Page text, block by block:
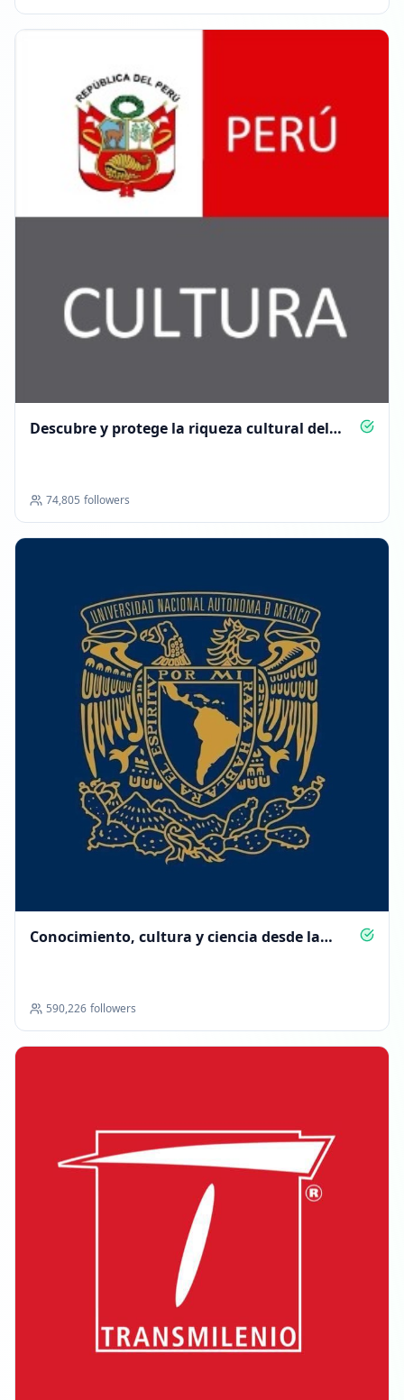
Descubre y protege la riqueza cultural del
74,805 followers
Conocimiento, cultura y ciencia desde la
590,226 followers